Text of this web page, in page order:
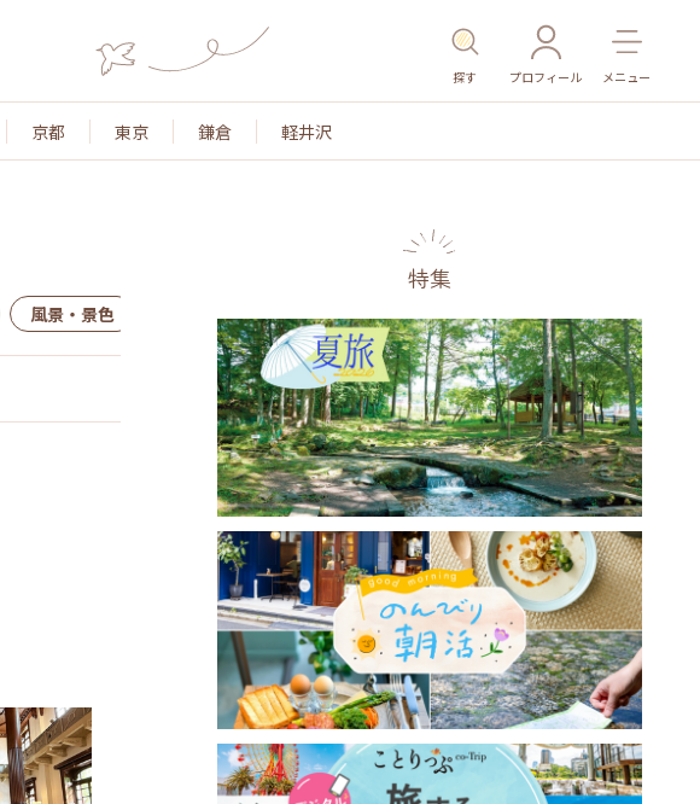
探す プロフィール メニュー
京都 東京 鎌倉 軽井沢
風景・景色 名所・旧跡 温泉・スパ その他施設 ごはん
特集